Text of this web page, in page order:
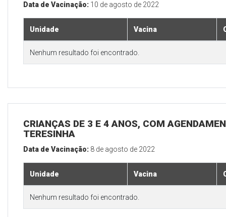
Data de Vacinação: 10 de agosto de 2022
Unidade Vacina
Nenhum resultado foi encontrado.
CRIANÇAS DE 3 E 4 ANOS, COM
TERESINHA
Data de Vacinação: 8 de agosto de 2022
Unidade Vacina
Nenhum resultado foi encontrado.